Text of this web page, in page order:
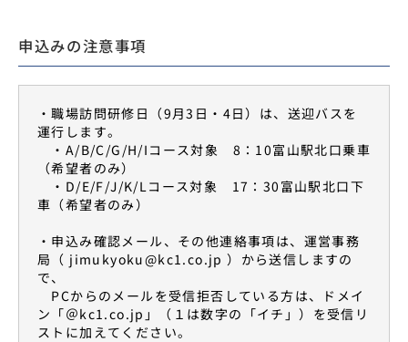
申込みの注意事項
・職場訪問研修日（9月3日・4日）は、送迎バスを
運行します。
・A/B/C/G/H/Iコース対象 8：10富山駅北口乗車
（希望者のみ）
・D/E/F/J/K/Lコース対象 17：30富山駅北口下
車（希望者のみ）
・申込み確認メール、その他連絡事項は、運営事務
局（ jimukyoku@kc1.co.jp ）から送信しますの
で、
PCからのメールを受信拒否している方は、ドメイ
ン「＠kc1.co.jp」（１は数字の「イチ」）を受信リ
ストに加えてください。